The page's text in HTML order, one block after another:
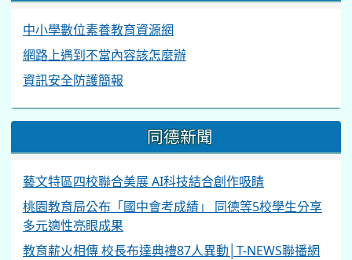
中小學數位素養教育資源網
網路上遇到不當內容該怎麼辦
資訊安全防護簡報
同德新聞
藝文特區四校聯合美展 AI科技結合創作吸睛
桃園教育局公布「國中會考成績」 同德等5校學生分享
多元適性亮眼成果
教育薪火相傳 校長布達典禮87人異動│T-NEWS聯播網